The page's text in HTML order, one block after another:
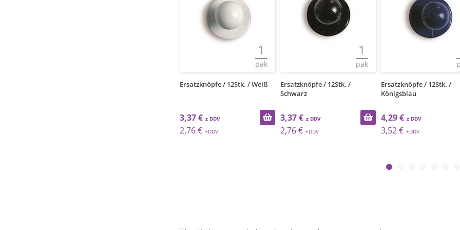
1
pak
Ersatzknöpfe / 12Stk. / Weiß
3,37 €
2,76 €
1
pak
Ersatzknöpfe / 12Stk. /
Schwarz
3,37 €
2,76 €
Ersatzknöpfe / 12Stk. /
Königsblau
4,29 €
3,52 €